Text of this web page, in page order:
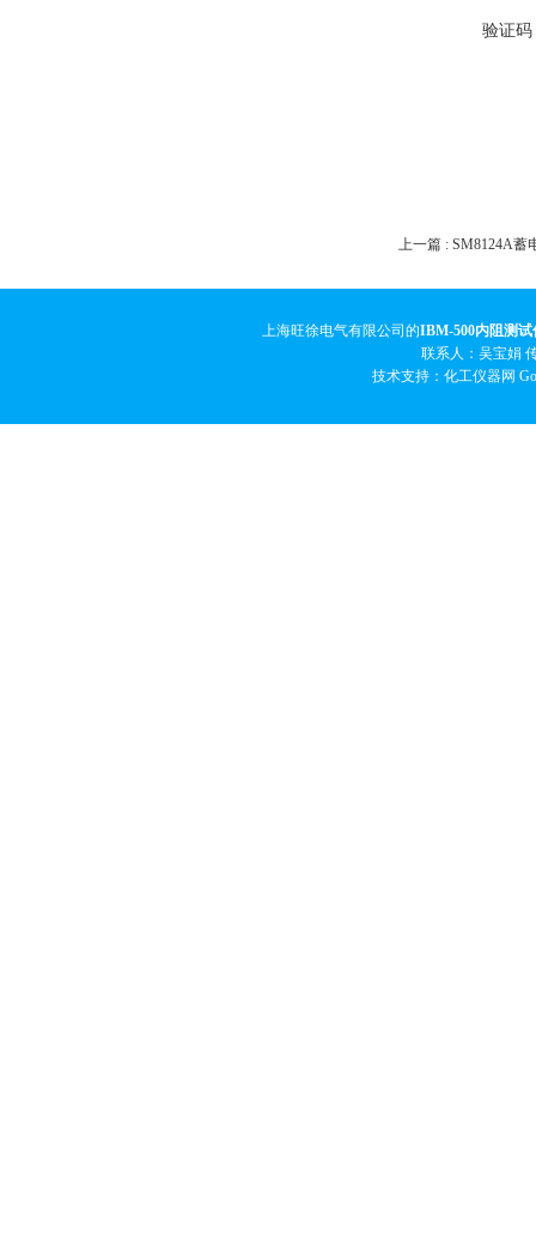
验证码
上一篇 : SM8124A蓄
上海旺徐电气有限公司的IBM-500内阻测试
联系人：吴宝娟
技术支持：化工仪器网